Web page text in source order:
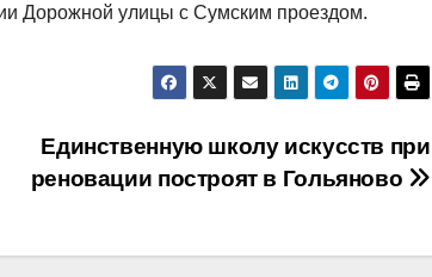
Дорожной улицы с Сумским проездом.
Единственную школу искусств при
реновации построят в Гольяново